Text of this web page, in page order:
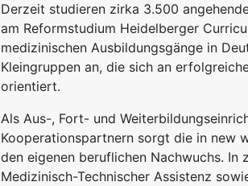
Derzeit studieren zirka 3.500
am Reformstudium Heidelberger
medizinischen Ausbildungsgänge in
Kleingruppen an, die sich an
orientiert.
Als Aus-, Fort- und
Kooperationspartnern sorgt die in new
den eigenen beruflichen Nachwuchs. In
Medizinisch-Technischer Assistenz